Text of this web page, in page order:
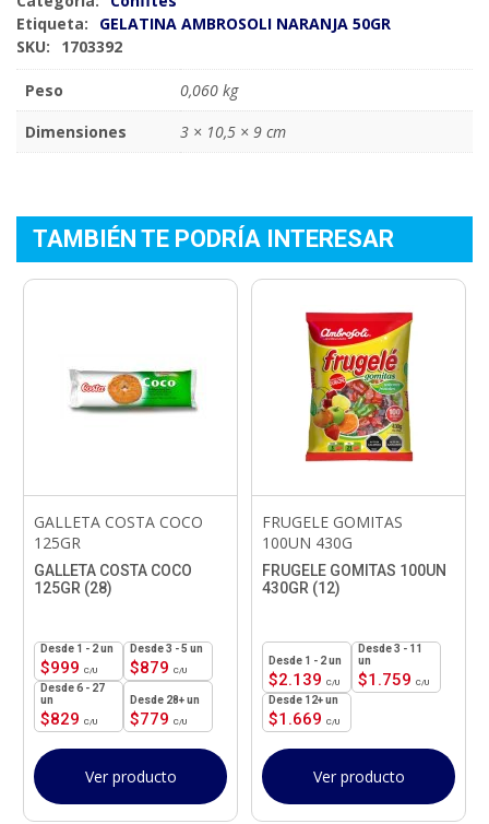
Etiqueta:
GELATINA AMBROSOLI NARANJA 50GR
SKU:
1703392
Peso
0,060 kg
Dimensiones
3 × 10,5 × 9 cm
TAMBIÉN TE PODRÍA INTERESAR
GALLETA COSTA COCO
125GR
GALLETA COSTA COCO
125GR (28)
$999
1 - 2un
$879
3 - 5 un
$829
6 - 27
un
$779
28+ un
Ver producto
FRUGELE GOMITAS
100UN 430G
FRUGELE GOMITAS 100UN
430GR (12)
$2.139
1 - 2un
$1.759
3 - 11
un
$1.669
12+ un
Ver producto